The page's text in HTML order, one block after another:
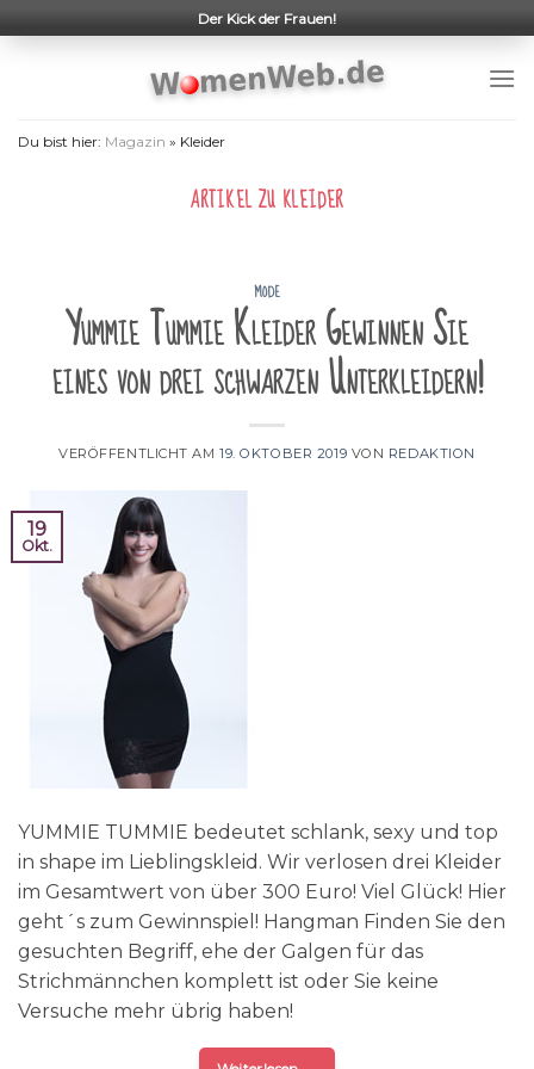
to
Der Kick der Frauen!
Du bist hier: Magazin » Kleider
ARTIKEL ZU KLEIDER
MODE
Yummie Tummie Kleider Gewinnen Sie
eines von drei schwarzen Unterkleidern!
VERÖFFENTLICHT AM19. OKTOBER 2019 VON REDAKTION
19
Okt.
YUMMIE TUMMIE bedeutet schlank, sexy und top
in shape im Lieblingskleid. Wir verlosen drei Kleider
im Gesamtwert von über 300 Euro! Viel Glück! Hier
geht´s zum Gewinnspiel! Hangman Finden Sie den
gesuchten Begriff, ehe der Galgen für das
Strichmännchen komplett ist oder Sie keine
Versuche mehr übrig haben!